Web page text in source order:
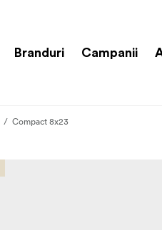
Branduri Campanii
Compact 8x23